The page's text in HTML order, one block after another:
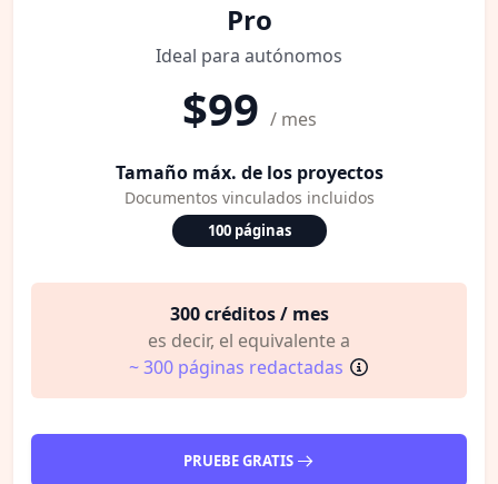
Pro
Ideal para autónomos
$99 / mes
Tamaño máx. de los proyectos
Documentos vinculados incluidos
100 páginas
300 créditos / mes
es decir, el equivalente a
~ 300 páginas redactadas
PRUEBE GRATIS